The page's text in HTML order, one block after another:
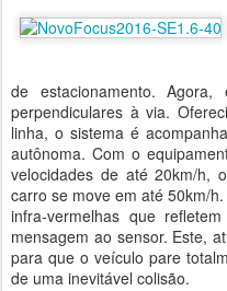
de estacionamento.
perpendiculares à via.
linha, o sistema é
autônoma. Com o
velocidades de até 20km/h,
carro se move em até 50km/
infra-vermelhas que
mensagem ao sensor. Este,
para que o veículo pare
de uma inevitável colisão.